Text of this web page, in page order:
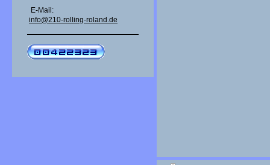
E-Mail:
info@210-rolling-roland.de